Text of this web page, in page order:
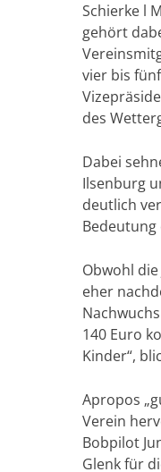
Schierke l
gehört
vier bis
des
Dabei
Ilsenburg
deutlich
Obwohl
eher
140 Euro
Kinder“,
Apropos
Verein
Bobpilot
Glenk für